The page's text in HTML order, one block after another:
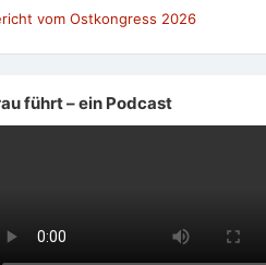
vom Ostkongress 2026
führt – ein Podcast